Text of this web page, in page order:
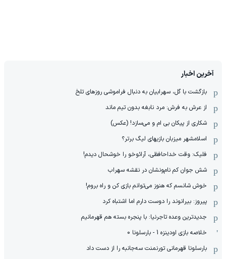
آخرین اخبار
بازگشت با گل، سهرابیان به دنبال فراموشی روزهای تلخ
از عرش به فرش: مرد نابغه‌ بدون تیم ماند
شکاری از پیکان بی ام و می‌سازد! (عکس)
اسلامشهر میزبان بازیهای لیگ برتر؟
فلیک: وقت خداحافظی، آرائوخو را خوشحال دیدم!
شش جوان کم نام‌و‌نشان در نقشه سهراب
خوش شانسم که هنوز می‌توانم بازی کن و راه بروم!
پیروز: بیرانوند را دوست دارم اما اشتباه کرد
جدیدترین وعده تاجرنیا: با پنجره بسته هم قهرمانیم
خلاصه بازی اودینزه 1 - بارسلونا 0
بارسلونا قهرمانی تورنمنت سه‌جانبه را از دست داد